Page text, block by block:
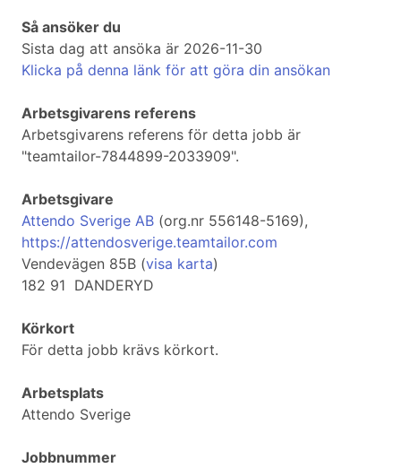
Så ansöker du
Sista dag att ansöka är 2026-11-30
Klicka på denna länk för att göra din ansökan
Arbetsgivarens referens
Arbetsgivarens referens för detta jobb är
"teamtailor-7844899-2033909".
Arbetsgivare
Attendo Sverige AB (org.nr 556148-5169),
https://attendosverige.teamtailor.com
Vendevägen 85B (visa karta)
182 91 DANDERYD
Körkort
För detta jobb krävs körkort.
Arbetsplats
Attendo Sverige
Jobbnummer